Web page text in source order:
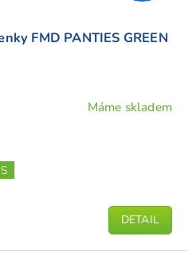
FMD PANTIES GREEN
Máme skladem
DETAIL